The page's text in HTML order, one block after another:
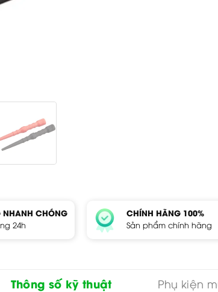
CHÓNG
24h
CHÍNH HÃNG 100%
Sản phẩm chính hãng
Thông số kỹ thuật Phụ kiện